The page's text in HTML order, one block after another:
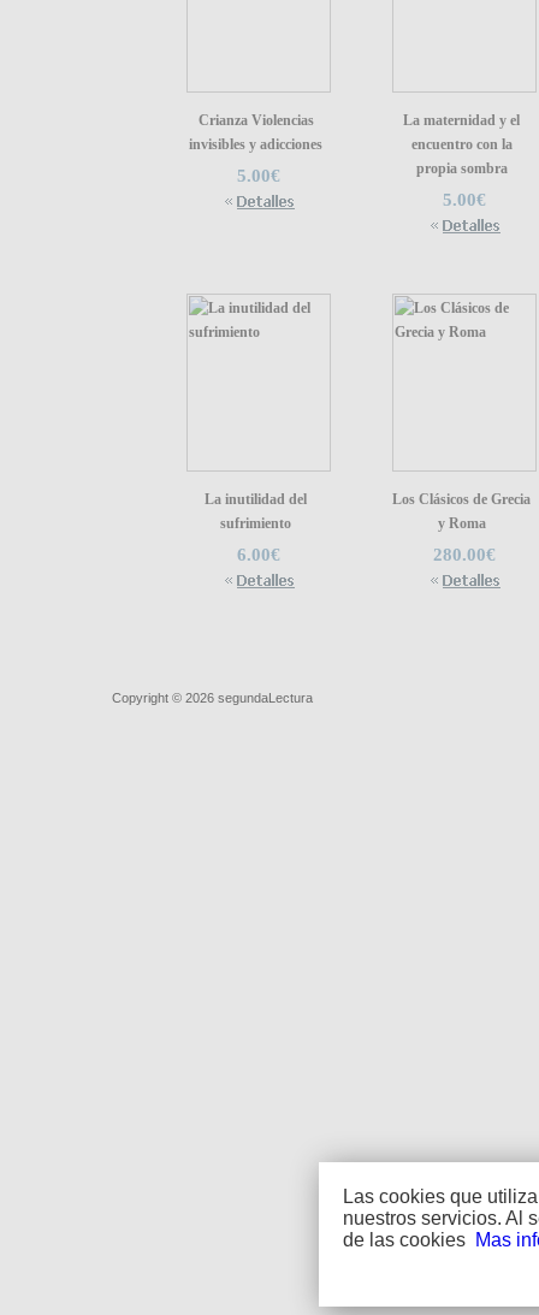
Crianza Violencias
invisibles y adicciones
5.00€
La maternidad y el
encuentro con la
propia sombra
5.00€
La inutilidad del
sufrimiento
6.00€
Los Clásicos de Grecia
y Roma
280.00€
Copyright © 2026 segundaLectura
Las cookies que
nuestros servicios. Al
de las cookies
Mas